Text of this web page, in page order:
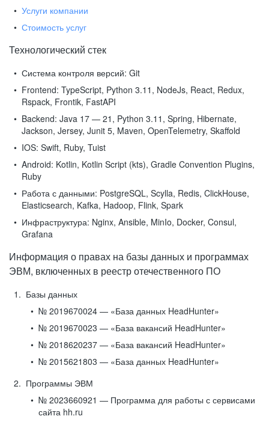
Услуги компании
Стоимость услуг
Технологический стек
Система контроля версий: Git
Frontend: TypeScript, Python 3.11, NodeJs, React, Redux,
Rspack, Frontik, FastAPI
Backend: Java 17 — 21, Python 3.11, Spring, Hibernate,
Jackson, Jersey, Junit 5, Maven, OpenTelemetry, Skaffold
IOS: Swift, Ruby, Tuist
Android: Kotlin, Kotlin Script (kts), Gradle Convention Plugins,
Ruby
Работа с данными: PostgreSQL, Scylla, Redis, ClickHouse,
Elasticsearch, Kafka, Hadoop, Flink, Spark
Инфраструктура: Nginx, Ansible, MinIo, Docker, Consul,
Grafana
Информация о правах на базы данных и программах
ЭВМ, включенных в реестр отечественного ПО
Базы данных
№ 2019670024 — «База данных HeadHunter»
№ 2019670023 — «База вакансий HeadHunter»
№ 2018620237 — «База вакансий HeadHunter»
№ 2015621803 — «База данных HeadHunter»
Программы ЭВМ
№ 2023660921 — Программа для работы с сервисами
сайта hh.ru